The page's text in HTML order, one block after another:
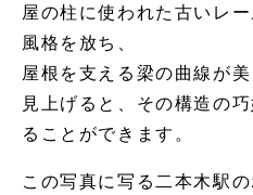
屋の柱に使われた古いレ
風格を放ち、
屋根を支える梁の曲線が
見上げると、その構造の
ることができます。
この写真に写る二本木駅